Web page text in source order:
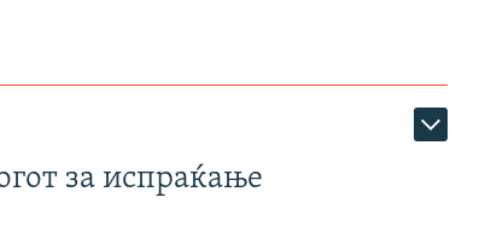
за испраќање